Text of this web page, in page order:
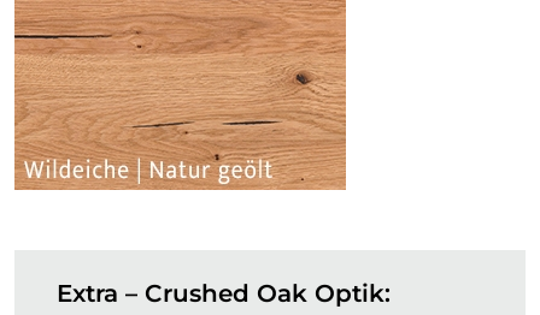
Extra – Crushed Oak Optik: